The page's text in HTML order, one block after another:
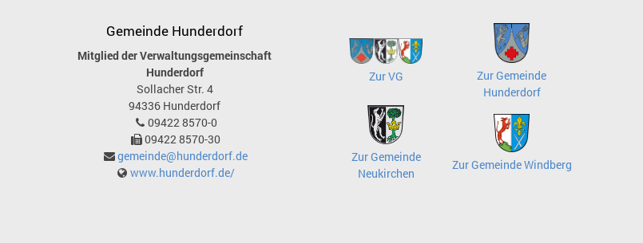
Gemeinde Hunderdorf
Mitglied der Verwaltungsgemeinschaft
Hunderdorf
Sollacher Str. 4
94336 Hunderdorf
09422 8570-0
09422 8570-30
gemeinde@hunderdorf.de
www.hunderdorf.de/
Zur VG
Zur Gemeinde
Hunderdorf
Zur Gemeinde
Neukirchen
Zur Gemeinde Windberg